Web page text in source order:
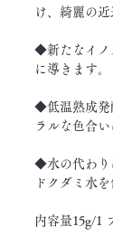
け、綺麗の
◆新たなイノ
に導きます。
◆低温熟成発
ラルな色合い
◆水の代わり
ドクダミ水
内容量15g/1